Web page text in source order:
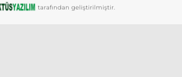
tarafından geliştirilmiştir.